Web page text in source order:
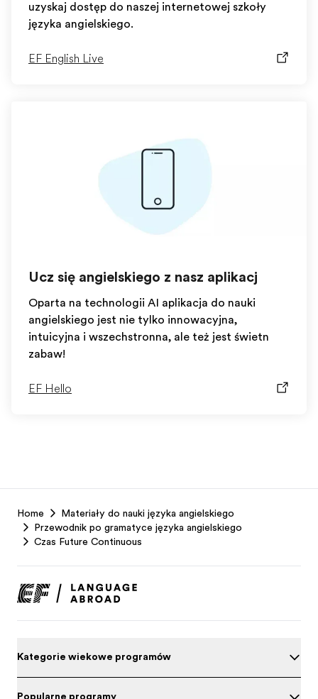
uzyskaj dostęp do naszej internetowej szkoły
języka angielskiego.
EF English Live
Ucz się angielskiego z naszą aplikacją
Oparta na technologii AI aplikacja do nauki
angielskiego jest nie tylko innowacyjna,
intuicyjna i wszechstronna, ale też jest świetną
zabawą!
EF Hello
Footer
Home
Materiały do nauki języka angielskiego
Przewodnik po gramatyce języka angielskiego
Czas Future Continuous
Kategorie wiekowe programów
Popularne programy